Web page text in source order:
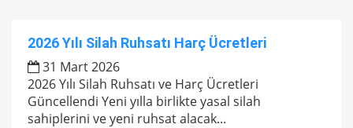
2026 Yılı Silah Ruhsatı Harç Ücretleri
31 Mart 2026
2026 Yılı Silah Ruhsatı ve Harç Ücretleri
Güncellendi Yeni yılla birlikte yasal silah
sahiplerini ve yeni ruhsat alacak...